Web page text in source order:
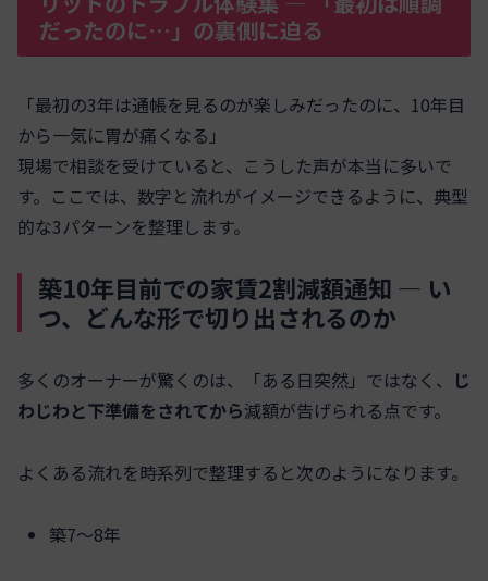
だったのに…」の裏側に迫る
「最初の3年は通帳を見るのが楽しみだったのに、10年目
から一気に胃が痛くなる」
現場で相談を受けていると、こうした声が本当に多いで
す。ここでは、数字と流れがイメージできるように、典型
的な3パターンを整理します。
築10年目前での家賃2割減額通知 ― い
つ、どんな形で切り出されるのか
多くのオーナーが驚くのは、「ある日突然」ではなく、 じ
わじわと下準備をされてから減額が告げられる点です。
よくある流れを時系列で整理すると次のようになります。
築7〜8年